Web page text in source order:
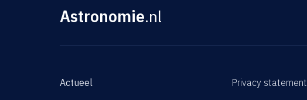
Astronomie.nl
Actueel Privacy statement